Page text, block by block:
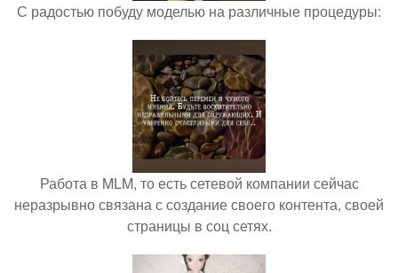
С радостью побуду моделью на различные процедуры:
Работа в MLM, то есть сетевой компании сейчас
неразрывно связана с создание своего контента, своей
страницы в соц сетях.